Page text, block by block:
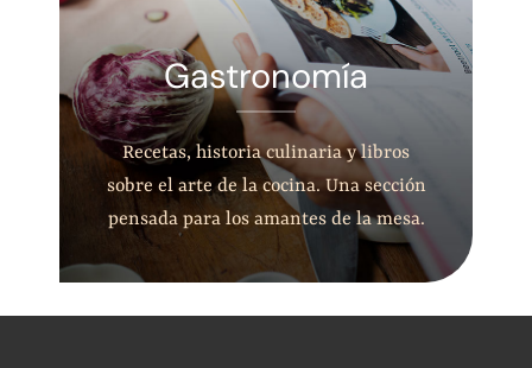
Gastronomía
Recetas, historia culinaria y libros
sobre el arte de la cocina. Una sección
pensada para los amantes de la mesa.